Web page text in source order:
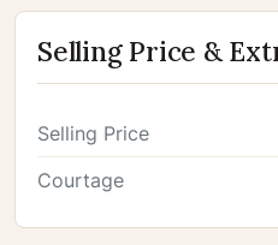
Selling Price &
Selling Price
Courtage